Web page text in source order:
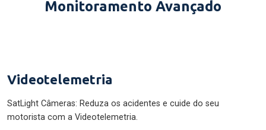
Monitoramento Avançado
Videotelemetria
SatLight Câmeras: Reduza os acidentes e cuide do seu
motorista com a Videotelemetria.